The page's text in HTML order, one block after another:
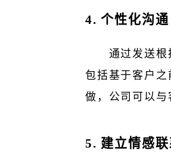
4. 个性化沟通
通过发送
包括基于客户
做，公司可以与
5. 建立情感联